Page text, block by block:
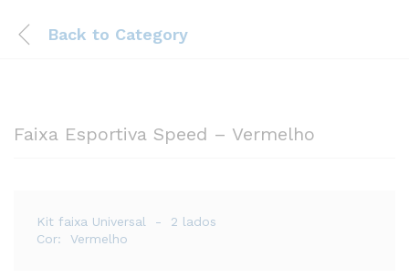
Back to Category
Faixa Esportiva Speed – Vermelho
Kit faixa Universal - 2 lados
Cor: Vermelho